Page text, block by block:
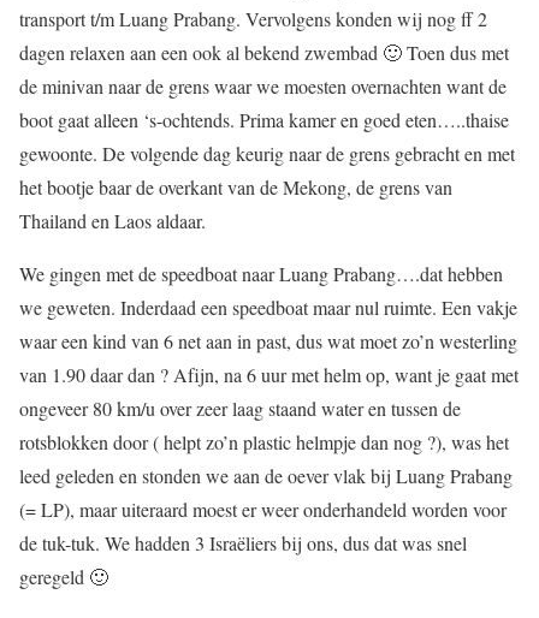
transport t/m Luang Prabang. Vervolgens konden wij nog ff 2
dagen relaxen aan een ook al bekend zwembad 🙂 Toen dus met
de minivan naar de grens waar we moesten overnachten want de
boot gaat alleen ‘s-ochtends. Prima kamer en goed eten…..thaise
gewoonte. De volgende dag keurig naar de grens gebracht en met
het bootje baar de overkant van de Mekong, de grens van
Thailand en Laos aldaar.
We gingen met de speedboat naar Luang Prabang….dat hebben
we geweten. Inderdaad een speedboat maar nul ruimte. Een vakje
waar een kind van 6 net aan in past, dus wat moet zo’n westerling
van 1.90 daar dan ? Afijn, na 6 uur met helm op, want je gaat met
ongeveer 80 km/u over zeer laag staand water en tussen de
rotsblokken door ( helpt zo’n plastic helmpje dan nog ?), was het
leed geleden en stonden we aan de oever vlak bij Luang Prabang
(= LP), maar uiteraard moest er weer onderhandeld worden voor
de tuk-tuk. We hadden 3 Israëliers bij ons, dus dat was snel
geregeld 🙂